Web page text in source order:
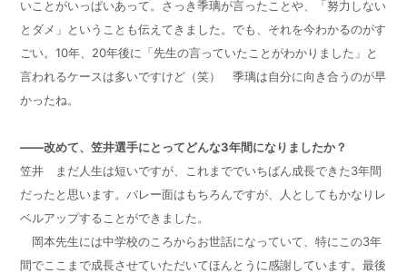
いことがいっぱいあって。さっき季璃が言ったことや、「努力しない
とダメ」ということも伝えてきました。でも、それを今わかるのがす
ごい。10年、 20年後に「先生の言っていたことがわかりました」と
言われるケースは多いですけど（笑） 季璃は自分に向き合うのが早
かったね。
——改めて、笠井選手にとってどんな3年間になりましたか？
笠井 まだ人生は短いですが、これまででいちばん成長できた3年間
だったと思います。バレー面はもちろんですが、人としてもかなりレ
ベルアップすることができました。
岡本先生には中学校のころからお世話になっていて、特にこの3年
間でここまで成長させていただいてほんとうに感謝しています。最後